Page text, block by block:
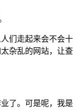
们走起来会不会十
杂乱的网站，让查
了。可是呢，我是